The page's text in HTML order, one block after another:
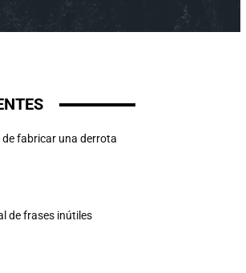
de fabricar una derrota
de frases inútiles